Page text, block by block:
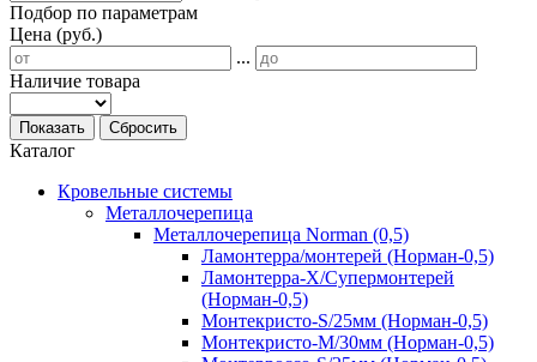
Подбор по параметрам
Цена (руб.)
...
Наличие товара
Показать Сбросить
Каталог
Кровельные системы
Металлочерепица
Металлочерепица Norman (0,5)
Ламонтерра/монтерей (Норман-0,5)
Ламонтерра-Х/Супермонтерей
(Норман-0,5)
Монтекристо-S/25мм (Норман-0,5)
Монтекристо-M/30мм (Норман-0,5)